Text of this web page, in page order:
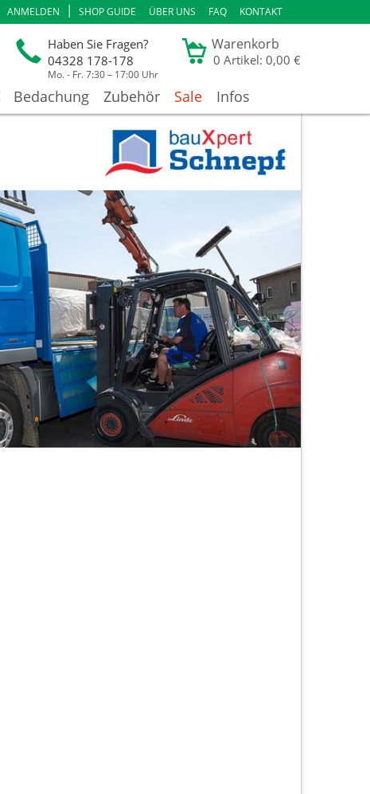
ANMELDEN | SHOP GUIDE ÜBER UNS FAQ KONTAKT
Warenkorb
0 Artikel: 0,00 €
Haben Sie Fragen?
04328 178-178
Mo. - Fr. 7:30 – 17:00 Uhr
Bedachung Zubehör Sale Infos